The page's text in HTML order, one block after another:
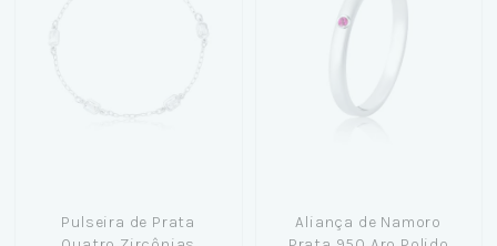
Pulseira de Prata
Aliança de Namoro